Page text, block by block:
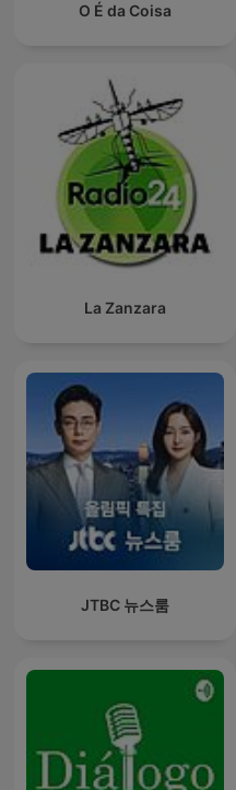
O É da Coisa
La Zanzara
JTBC 뉴스룸